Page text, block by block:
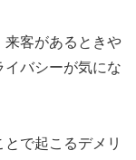
来客があるときや
バシーが気にな
で起こるデメリ